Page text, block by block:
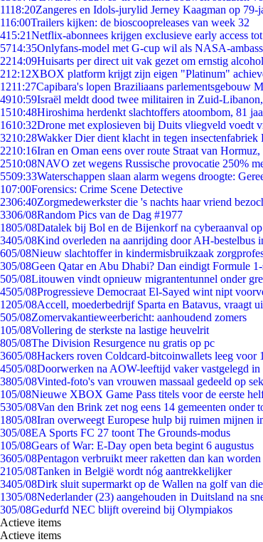
1118:20Zangeres en Idols-jurylid Jerney Kaagman op 79-
116:00Trailers kijken: de bioscoopreleases van week 32
415:21Netflix-abonnees krijgen exclusieve early access
5714:35Onlyfans-model met G-cup wil als NASA-
2214:09Huisarts per direct uit vak gezet om ernstig
212:12XBOX platform krijgt zijn eigen "Platinum"
1211:27Capibara's lopen Braziliaans parlementsgebouw
4910:59Israël meldt dood twee militairen in Zuid-
1510:48Hiroshima herdenkt slachtoffers atoombom, 81
1610:32Drone met explosieven bij Duits vliegveld voedt
3210:28Wakker Dier dient klacht in tegen insectenfabriek
2210:16Iran en Oman eens over route Straat van
2510:08NAVO zet wegens Russische provocatie 250%
5509:33Waterschappen slaan alarm wegens droogte:
107:00Forensics: Crime Scene Detective
2306:40Zorgmedewerkster die 's nachts haar vriend
3306/08Random Pics van de Dag #1977
1805/08Datalek bij Bol en de Bijenkorf na cyberaanval
3405/08Kind overleden na aanrijding door AH-bestelbus
605/08Nieuw slachtoffer in kindermisbruikzaak
305/08Geen Qatar en Abu Dhabi? Dan eindigt Formule
505/08Litouwen vindt opnieuw migrantentunnel onder
4505/08Progressieve Democraat El-Sayed wint nipt
1205/08Accell, moederbedrijf Sparta en Batavus, vraagt
505/08Zomervakantieweerbericht: aanhoudend zomers
105/08Vollering de sterkste na lastige heuvelrit
805/08The Division Resurgence nu gratis op pc
3605/08Hackers roven Coldcard-bitcoinwallets leeg voor
4505/08Doorwerken na AOW-leeftijd vaker vastgelegd
3805/08Vinted-foto's van vrouwen massaal gedeeld op
105/08Nieuwe XBOX Game Pass titels voor de eerste
5305/08Van den Brink zet nog eens 14 gemeenten onder
1805/08Iran overweegt Europese hulp bij ruimen mijnen
305/08EA Sports FC 27 toont The Grounds-modus
105/08Gears of War: E-Day open beta begint 6 augustus
3605/08Pentagon verbruikt meer raketten dan kan
2105/08Tanken in België wordt nóg aantrekkelijker
3405/08Dirk sluit supermarkt op de Wallen na golf van
1305/08Nederlander (23) aangehouden in Duitsland na
305/08Gedurfd NEC blijft overeind bij Olympiakos
Actieve items
Actieve items